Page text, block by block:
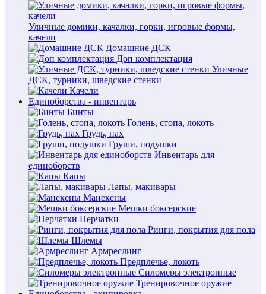
Уличные домики, качалки, горки, игровые формы,
качели
Домашние ДСК
Доп комплектация
Уличные
ДСК, турники, шведские стенки
Качели
Единоборства - инвентарь
Бинты
Голень, стопа, локоть
Грудь, пах
Груши, подушки
Инвентарь для
единоборств
Капы
Лапы, макивары
Манекены
Мешки боксерские
Перчатки
Ринги, покрытия для пола
Шлемы
Армреслинг
Предплечье, локоть
Силомеры электронные
Тренировочное оружие